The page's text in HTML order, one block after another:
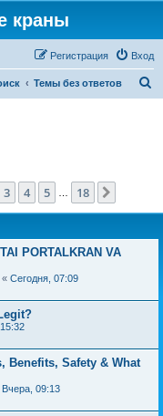
краны
Вход
Регистрация
Темы без ответов
из 18
3 4 5 18
PORTALKRAN VA
« Сегодня, 07:09
Benefits, Safety & What
Вчера, 09:13